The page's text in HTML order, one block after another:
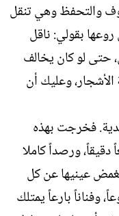
والتحفظ وهي تنقل
بقولي: ناقل
حتى لو كان يخالف
وعليك أن
فخرجت بهذه
ورصداً كاملا
عينيها عن كل
وفناناً بارعاً يمتلك